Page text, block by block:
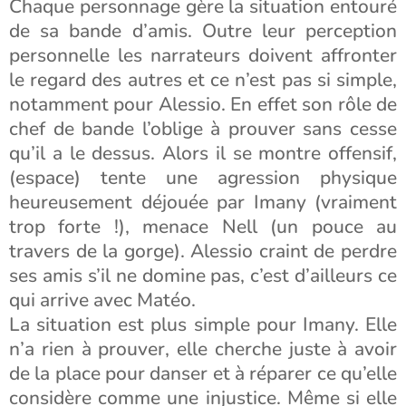
Chaque personnage gère la situation entouré
de sa bande d’amis. Outre leur perception
personnelle les narrateurs doivent affronter
le regard des autres et ce n’est pas si simple,
notamment pour Alessio. En effet son rôle de
chef de bande l’oblige à prouver sans cesse
qu’il a le dessus. Alors il se montre offensif,
(espace) tente une agression physique
heureusement déjouée par Imany (vraiment
trop forte !), menace Nell (un pouce au
travers de la gorge). Alessio craint de perdre
ses amis s’il ne domine pas, c’est d’ailleurs ce
qui arrive avec Matéo.
La situation est plus simple pour Imany. Elle
n’a rien à prouver, elle cherche juste à avoir
de la place pour danser et à réparer ce qu’elle
considère comme une injustice. Même si elle